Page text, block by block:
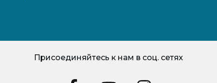
Присоединяйтесь к нам в соц. сетях